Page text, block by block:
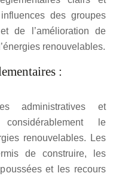
des groupes
de l’amélioration de
renouvelables.
:
administratives et
le
renouvelables. Les
de construire, les
et les recours